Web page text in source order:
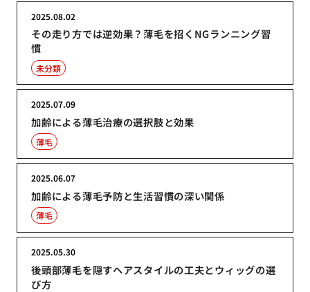
その走り方では逆効果？薄毛を招くNGランニング習
慣
2025.08.02
未分類
加齢による薄毛治療の選択肢と効果
2025.07.09
薄毛
加齢による薄毛予防と生活習慣の深い関係
2025.06.07
薄毛
後頭部薄毛を隠すヘアスタイルの工夫とウィッグの選
び方
2025.05.30